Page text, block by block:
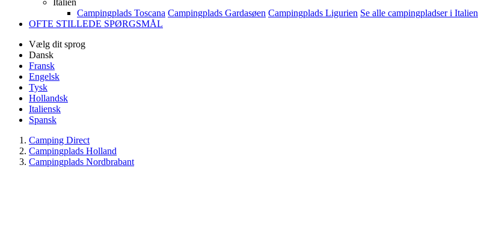
Italien
Campingplads Toscana Campingplads Gardasøen Campingplads Ligurien Se alle campingpladser i Italien
OFTE STILLEDE SPØRGSMÅL
Vælg dit sprog
Dansk
Fransk
Engelsk
Tysk
Hollandsk
Italiensk
Spansk
Camping Direct
Campingplads Holland
Campingplads Nordbrabant